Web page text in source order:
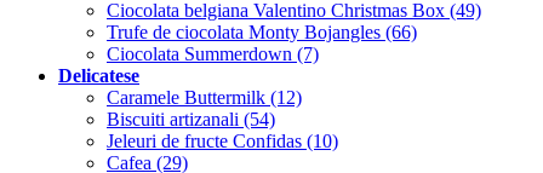
Ciocolata belgiana Valentino Christmas Box (49)
Trufe de ciocolata Monty Bojangles (66)
Ciocolata Summerdown (7)
Delicatese
Caramele Buttermilk (12)
Biscuiti artizanali (54)
Jeleuri de fructe Confidas (10)
Cafea (29)